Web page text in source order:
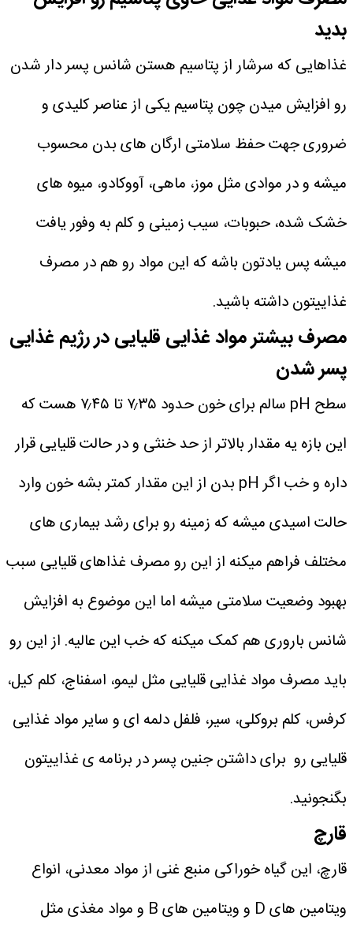
بدید
غذاهایی که سرشار از پتاسیم هستن شانس پسر دار شدن
رو افزایش میدن چون پتاسیم یکی از عناصر کلیدی و
ضروری جهت حفظ سلامتی ارگان‌ های بدن محسوب
میشه و در موادی مثل موز، ماهی، آووکادو، میوه‌ های
خشک‌ شده، حبوبات، سیب‌ زمینی و کلم به وفور یافت
میشه پس یادتون باشه که این مواد رو هم در مصرف
غذاییتون داشته باشید.
مصرف بیشتر مواد غذایی قلیایی در رژیم غذایی
پسر شدن
سطح pH سالم برای خون حدود ۷٫۳۵ تا ۷٫۴۵ هست که
این بازه یه مقدار بالاتر از حد خنثی و در حالت قلیایی قرار
داره و خب اگر pH بدن از این مقدار کمتر بشه خون وارد
حالت اسیدی میشه که زمینه رو برای رشد بیماری‌ های
مختلف فراهم میکنه از این رو مصرف غذاهای قلیایی سبب
بهبود وضعیت سلامتی میشه اما این موضوع به افزایش
شانس باروری هم کمک میکنه که خب این عالیه. از این رو
باید مصرف مواد غذایی قلیایی مثل لیمو، اسفناج، کلم کیل،
کرفس، کلم بروکلی، سیر، فلفل دلمه‌ ای و سایر مواد غذایی
قلیایی رو برای داشتن جنین پسر در برنامه ی غذاییتون
بگنجونید.
قارچ
قارچ، این گیاه خوراکی منبع غنی از مواد معدنی، انواع
ویتامین‌ های D و ویتامین‌ های B و مواد مغذی مثل